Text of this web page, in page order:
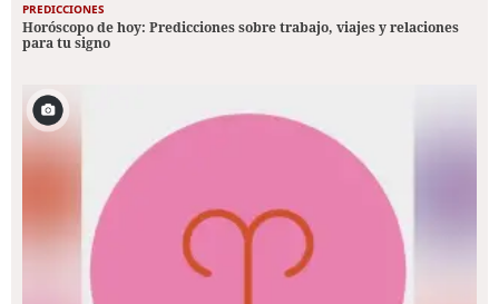
PREDICCIONES
Horóscopo de hoy: Predicciones sobre trabajo, viajes y relaciones
para tu signo